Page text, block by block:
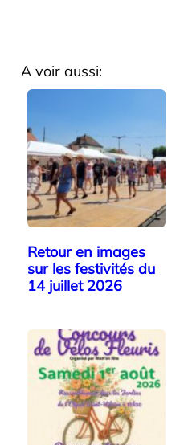
A voir aussi:
Retour en images
sur les festivités du
14 juillet 2026